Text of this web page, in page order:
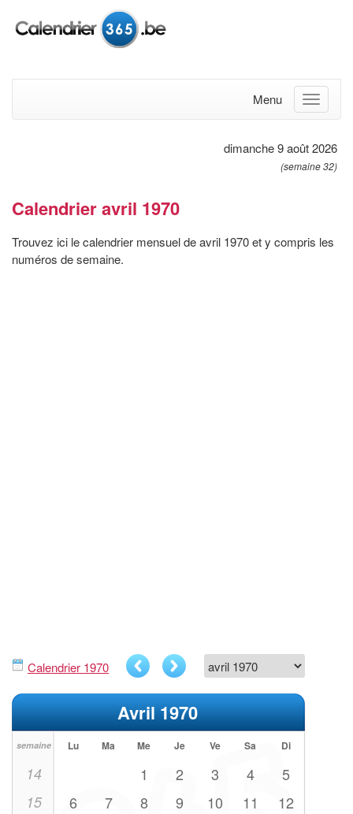
Menu
dimanche 9 août 2026
(semaine 32)
Calendrier avril 1970
Trouvez ici le calendrier mensuel de avril 1970 et y compris les
numéros de semaine.
Calendrier 1970
Avril 1970
semaine Lu Ma Me Je Ve Sa Di
14 1 2 3 4 5
15 6 7 8 9 10 11 12